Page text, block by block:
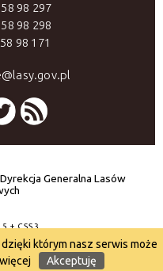
98 297
98 298
98 171
Generalna Lasów
+ CSS3
Intermediaktórym nasz serwis może
Akceptuję